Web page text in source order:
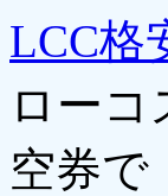
LCC格
ロー
空券で